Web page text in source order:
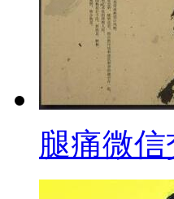
腿痛微